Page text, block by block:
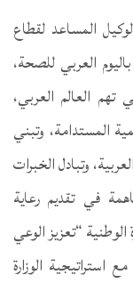
المساعد لقطاع
العربي للصحة،
العالم العربي،
المستدامة، وتبني
وتبادل الخبرات
في تقديم رعاية
“تعزيز الوعي
استراتيجية الوزارة